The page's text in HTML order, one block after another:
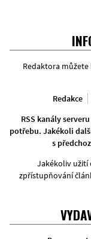
Redaktora
Redakce
RSS kanály
potřebu. Jakékoli
s
Jakékoliv užití
zpřístupňování